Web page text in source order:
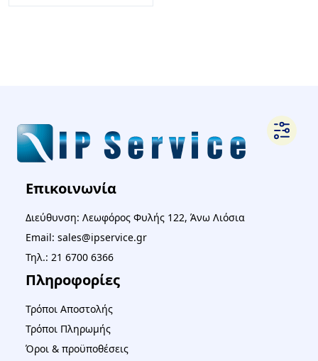
Επικοινωνία
Διεύθυνση: Λεωφόρος Φυλής 122, Άνω Λιόσια
Email: sales@ipservice.gr
Τηλ.: 21 6700 6366
Πληροφορίες
Τρόποι Αποστολής
Τρόποι Πληρωμής
Όροι & προϋποθέσεις